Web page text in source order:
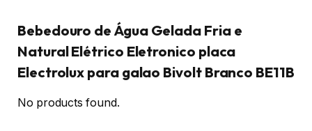
Bebedouro de Água Gelada Fria e
Natural Elétrico Eletronico placa
Electrolux para galao Bivolt Branco BE11B
No products found.